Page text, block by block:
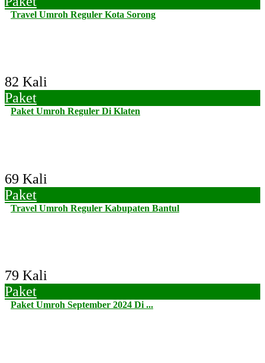
Travel Umroh Reguler Kota Sorong
82 Kali
Paket
Paket Umroh Reguler Di Klaten
69 Kali
Paket
Travel Umroh Reguler Kabupaten Bantul
79 Kali
Paket
Paket Umroh September 2024 Di ...